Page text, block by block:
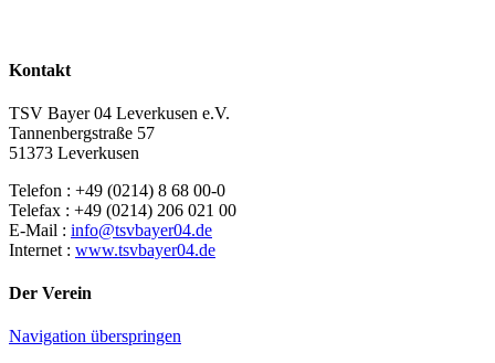
Kontakt
TSV Bayer 04 Leverkusen e.V.
Tannenbergstraße 57
51373 Leverkusen
Telefon : +49 (0214) 8 68 00-0
Telefax : +49 (0214) 206 021 00
E-Mail : info@tsvbayer04.de
Internet : www.tsvbayer04.de
Der Verein
Navigation überspringen